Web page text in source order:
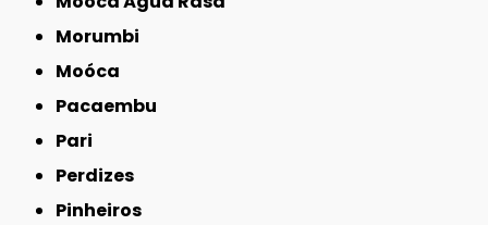
Morumbi
Moóca
Pacaembu
Pari
Perdizes
Pinheiros